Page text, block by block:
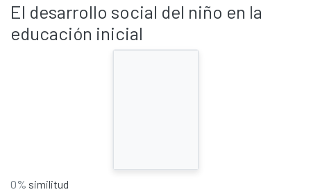
El desarrollo social del niño en la
educación inicial
0% similitud